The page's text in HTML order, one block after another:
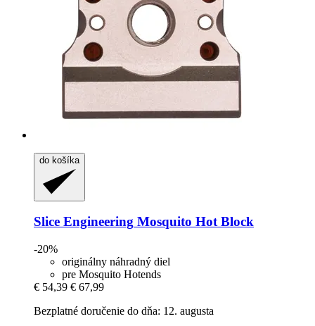
do košíka
Slice Engineering Mosquito Hot Block
-20%
originálny náhradný diel
pre Mosquito Hotends
€ 54,39 € 67,99
Bezplatné doručenie do dňa: 12. augusta